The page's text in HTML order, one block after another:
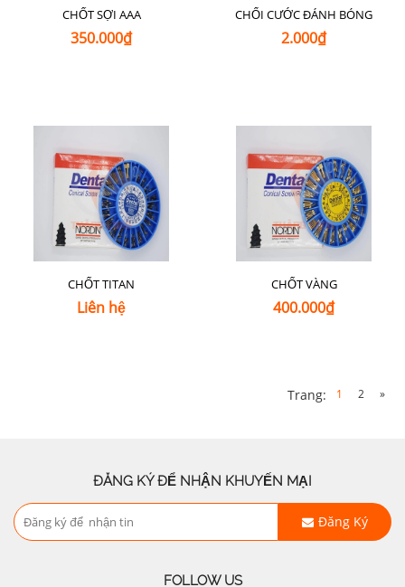
CHỐT SỢI AAA
350.000₫
CHỔI CƯỚC ĐÁNH BÓNG
2.000₫
CHỐT TITAN
Liên hệ
CHỐT VÀNG
400.000₫
Trang: 1 2 »
ĐĂNG KÝ ĐỂ NHẬN KHUYẾN MẠI
Đăng Ký
FOLLOW US